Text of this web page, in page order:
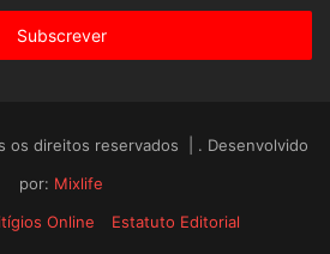
os direitos reservados | . Desenvolvido
por: Mixlife
Online
Estatuto Editorial